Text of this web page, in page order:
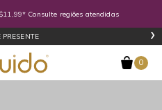
Consulte regiões atendidas
›
0